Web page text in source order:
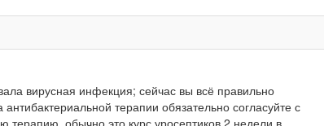
вирусная инфекция; сейчас вы всё правильно
терапии обязательно согласуйте с
терапию, обычно это курс уросептиков 2 недели в